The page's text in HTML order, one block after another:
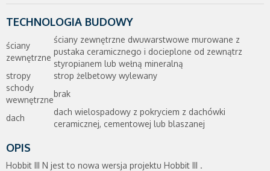
TECHNOLOGIA BUDOWY
ściany
zewnętrzne
ściany zewnętrzne dwuwarstwowe murowane z
pustaka ceramicznego i docieplone od zewnątrz
styropianem lub wełną mineralną
stropy
strop żelbetowy wylewany
schody
wewnętrzne
brak
dach
dach wielospadowy z pokryciem z dachówki
ceramicznej, cementowej lub blaszanej
OPIS
Hobbit III N jest to nowa wersja projektu Hobbit III .